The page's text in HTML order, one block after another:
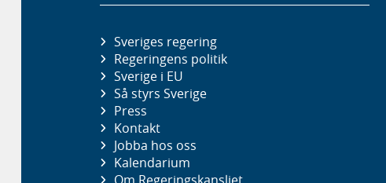
Sveriges regering
Regeringens politik
Sverige i EU
Så styrs Sverige
Press
Kontakt
Jobba hos oss
Kalendarium